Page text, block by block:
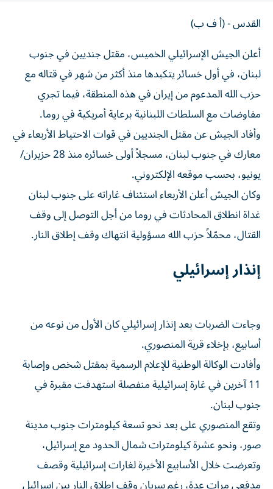
القدس - (أ ف ب)
أعلن الجيش الإسرائيلي الخميس، مقتل جنديين في جنوب
لبنان، في أول خسائر يتكبدها منذ أكثر من شهر في قتاله مع
حزب الله المدعوم من إيران في هذه المنطقة، فيما تجري
مفاوضات مع السلطات اللبنانية برعاية أمريكية في روما.
وأفاد الجيش عن مقتل الجنديين في قوات الاحتياط الأربعاء في
معارك في جنوب لبنان، مسجلاً أولى خسائره منذ 28 حزيران/
يونيو، بحسب موقعه الإلكتروني.
وكان الجيش أعلن الأربعاء استئناف غاراته على جنوب لبنان
غداة انطلاق المحادثات في روما من أجل التوصل إلى وقف
القتال، محمّلاً حزب الله مسؤولية انتهاك وقف إطلاق النار.
إنذار إسرائيلي
وجاءت الضربات بعد إنذار إسرائيلي كان الأول من نوعه من
أسابيع، بإخلاء قرية المنصوري.
وأفادت الوكالة الوطنية للإعلام الرسمية بمقتل شخص وإصابة
11 آخرين في غارة إسرائيلية منفصلة استهدفت مقبرة في
جنوب لبنان.
وتقع المنصوري على بعد نحو تسعة كيلومترات جنوب مدينة
صور، ونحو عشرة كيلومترات شمال الحدود مع إسرائيل،
وتعرضت خلال الأسابيع الأخيرة لغارات إسرائيلية وقصف